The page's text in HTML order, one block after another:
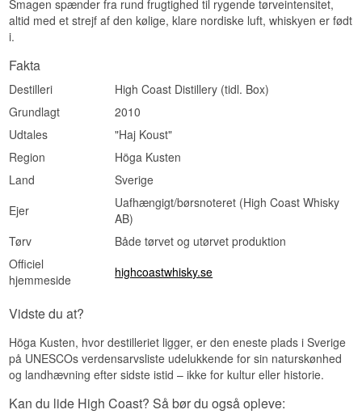
Se hele vores udvalg afHigh Coast Distillery
Smagen spænder fra rund frugtighed til rygende tørveintensitet,
altid med et strejf af den kølige, klare nordiske luft, whiskyen er født
i.
Fakta
Destilleri
High Coast Distillery (tidl. Box)
Grundlagt
2010
Udtales
"Haj Koust"
Region
Höga Kusten
Land
Sverige
Ejer
Uafhængigt/børsnoteret (High Coast Whisky
AB)
Tørv
Både tørvet og utørvet produktion
Officiel
hjemmeside
highcoastwhisky.se
Vidste du at?
Höga Kusten, hvor destilleriet ligger, er den eneste plads i Sverige
på UNESCOs verdensarvsliste udelukkende for sin naturskønhed
og landhævning efter sidste istid – ikke for kultur eller historie.
Kan du lide High Coast? Så bør du også opleve: